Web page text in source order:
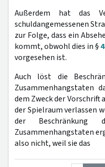
Außerdem hat das
schuldangemessenen
zur Folge, dass ein
kommt, obwohl dies in §
vorgesehen ist.
Auch löst die
Zusammenhangstaten
dem Zweck der Vorschrift
der Spielraum verlassen
der
Zusammenhangstaten
also nicht, weil sie das